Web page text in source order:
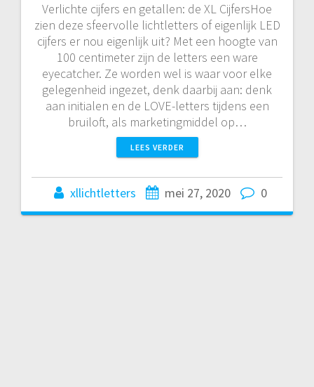
Verlichte cijfers en getallen: de XL CijfersHoe
zien deze sfeervolle lichtletters of eigenlijk LED
cijfers er nou eigenlijk uit? Met een hoogte van
100 centimeter zijn de letters een ware
eyecatcher. Ze worden wel is waar voor elke
gelegenheid ingezet, denk daarbij aan: denk
aan initialen en de LOVE-letters tijdens een
bruiloft, als marketingmiddel op…
LEES VERDER
xllichtletters mei 27, 2020 0